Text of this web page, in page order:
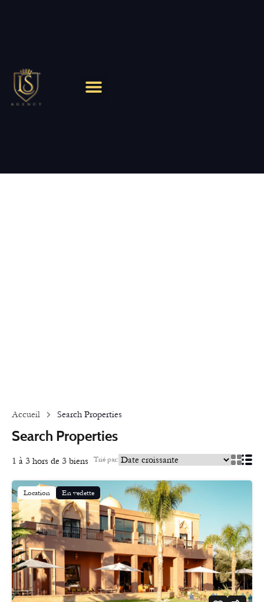
Accueil Search Properties
Search Properties
1 à 3 hors de 3 biens Trié par:
Location En vedette